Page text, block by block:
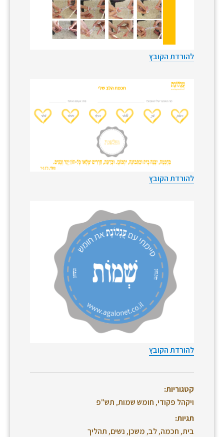
להורדת הקובץ
להורדת הקובץ
להורדת הקובץ
קטגוריות:
ויקהל פקודי, חומש שמות, תש"פ
תגיות:
בית, חכמה,לב, משכן, נשים, תהליך